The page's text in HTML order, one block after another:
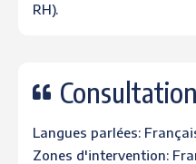
RH).
Langues parlées:
Zones d'intervention: